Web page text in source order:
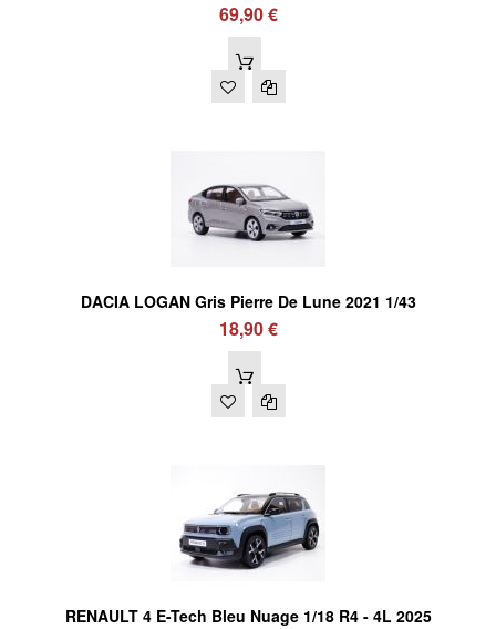
69,90 €
DACIA LOGAN Gris Pierre De Lune 2021 1/43
18,90 €
RENAULT 4 E-Tech Bleu Nuage 1/18 R4 - 4L 2025